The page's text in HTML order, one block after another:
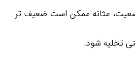
مثانه ممکن است ضعیف تر
تخلیه شود.